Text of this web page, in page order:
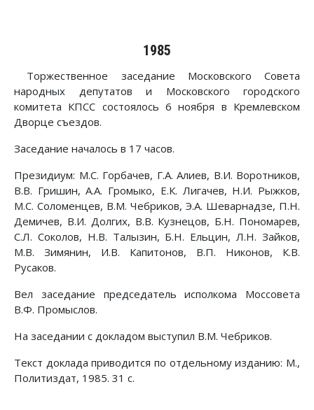
1985
Торжественное заседание Московского Совета
народных депутатов и Московского городского
комитета КПСС состоялось 6 ноября в Кремлевском
Дворце съездов.
Заседание началось в 17 часов.
Президиум: М.С. Горбачев, Г.А. Алиев, В.И. Воротников,
В.В. Гришин, А.А. Громыко, Е.К. Лигачев, Н.И. Рыжков,
М.С. Соломенцев, В.М. Чебриков, Э.А. Шеварнадзе, П.Н.
Демичев, В.И. Долгих, В.В. Кузнецов, Б.Н. Пономарев,
С.Л. Соколов, Н.В. Талызин, Б.Н. Ельцин, Л.Н. Зайков,
М.В. Зимянин, И.В. Капитонов, В.П. Никонов, К.В.
Русаков.
Вел заседание председатель исполкома Моссовета
В.Ф. Промыслов.
На заседании с докладом выступил В.М. Чебриков.
Текст доклада приводится по отдельному изданию: М.,
Политиздат, 1985. 31 с.